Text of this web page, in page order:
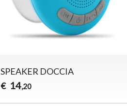
SPEAKER DOCCIA
€ 14,20